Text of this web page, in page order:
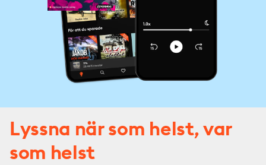
Lyssna när som helst, var
som helst